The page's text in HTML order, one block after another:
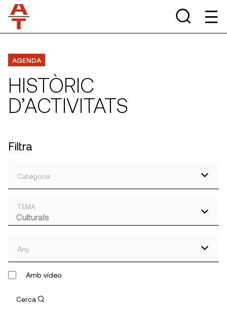
AGENDA
HISTÒRIC
D’ACTIVITATS
Filtra
Categoria
TEMA
Any
Amb vídeo
Cerca